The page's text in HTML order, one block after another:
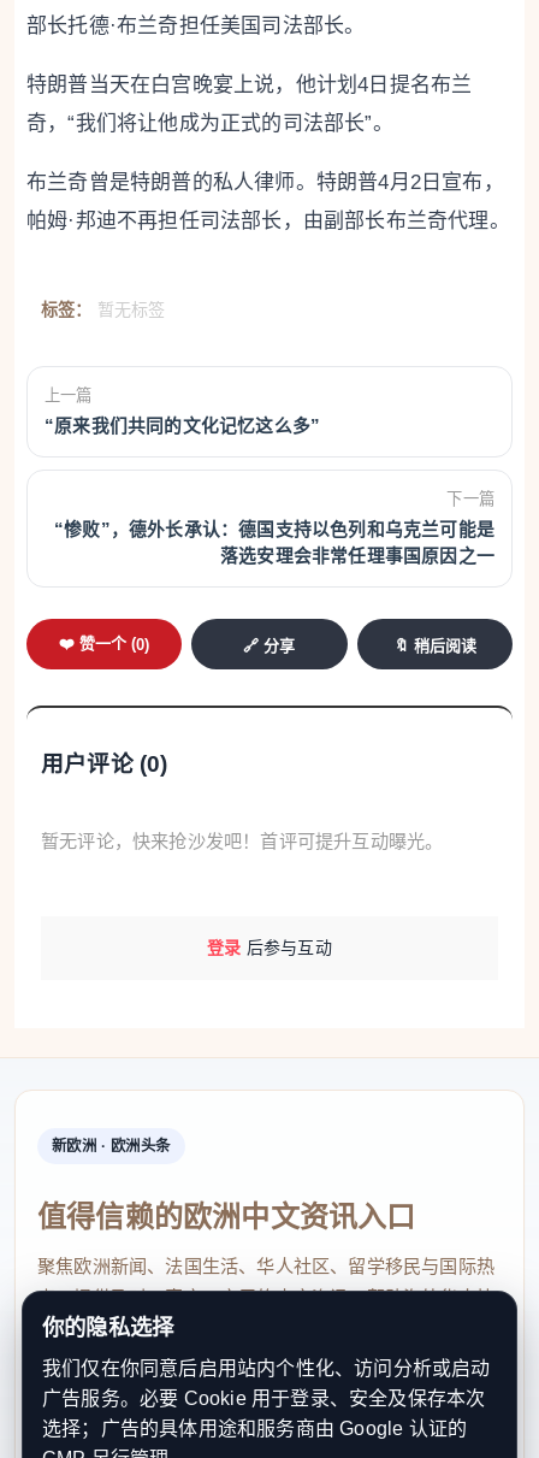
部长托德·布兰奇担任美国司法部长。
特朗普当天在白宫晚宴上说，他计划4日提名布兰
奇，“我们将让他成为正式的司法部长”。
布兰奇曾是特朗普的私人律师。特朗普4月2日宣布，
帕姆·邦迪不再担任司法部长，由副部长布兰奇代理。
标签： 暂无标签
上一篇
“原来我们共同的文化记忆这么多”
下一篇
“惨败”，德外长承认：德国支持以色列和乌克兰可能是
落选安理会非常任理事国原因之一
❤️ 赞一个 (0) 🔗 分享 🔖 稍后阅读
用户评论 (0)
暂无评论，快来抢沙发吧！首评可提升互动曝光。
登录 后参与互动
新欧洲 · 欧洲头条
值得信赖的欧洲中文资讯入口
聚焦欧洲新闻、法国生活、华人社区、留学移民与国际热
点，提供及时、真实、实用的中文资讯，帮助海外华人快
速了解欧洲动态。
contact@xinouzhou.com
服务支持、版权与合作：工作日优先处理站务、投稿与权
利通知
你的隐私选择
我们仅在你同意后启用站内个性化、访问分析或启动
广告服务。必要 Cookie 用于登录、安全及保存本次
选择；广告的具体用途和服务商由 Google 认证的